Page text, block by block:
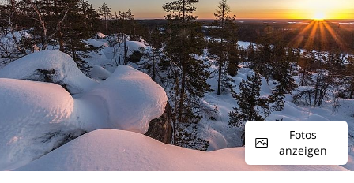
Fotos
anzeigen